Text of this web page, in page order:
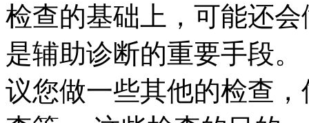
检查的基础上，可能还
是辅助诊断的重要手段
议您做一些其他的检查